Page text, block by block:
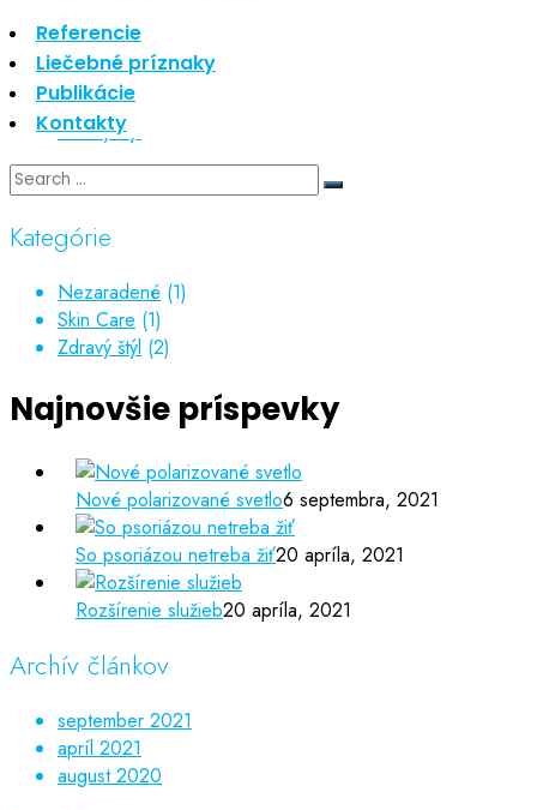
Referencie
Liečebné príznaky
Publikácie
Kontakty
Kategórie
Nezaradené
Skin Care
Zdravý štýl
Kategórie
Nezaradené (1)
Skin Care (1)
Zdravý štýl (2)
Najnovšie príspevky
Nové polarizované svetlo6 septembra, 2021
So psoriázou netreba žiť20 apríla, 2021
Rozšírenie služieb20 apríla, 2021
Archív článkov
september 2021
apríl 2021
august 2020